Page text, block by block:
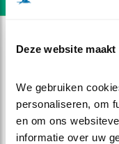
Deze website
We gebruiken
personaliseren, om
en om ons
informatie over uw